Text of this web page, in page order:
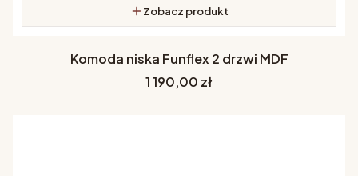
Zobacz produkt
Komoda niska Funflex 2 drzwi MDF
Cena
1 190,00 zł